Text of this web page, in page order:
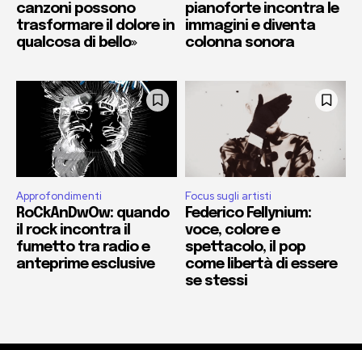
canzoni possono
trasformare il dolore in
qualcosa di bello»
pianoforte incontra le
immagini e diventa
colonna sonora
Approfondimenti
RoCkAnDwOw: quando
il rock incontra il
fumetto tra radio e
anteprime esclusive
Focus sugli artisti
Federico Fellynium:
voce, colore e
spettacolo, il pop
come libertà di essere
se stessi